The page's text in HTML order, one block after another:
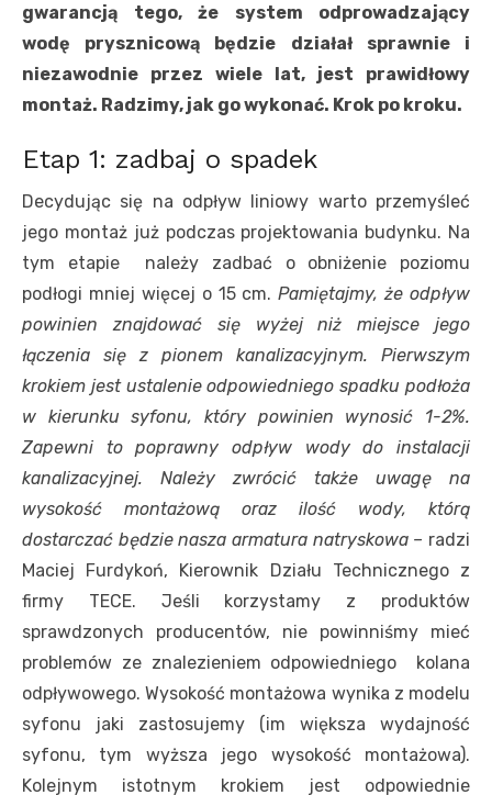
gwarancją tego, że system odprowadzający
wodę prysznicową będzie działał sprawnie i
niezawodnie przez wiele lat, jest prawidłowy
montaż. Radzimy, jak go wykonać. Krok po kroku.
Etap 1: zadbaj o spadek
Decydując się na odpływ liniowy warto przemyśleć
jego montaż już podczas projektowania budynku. Na
tym etapie należy zadbać o obniżenie poziomu
podłogi mniej więcej o 15 cm.Pamiętajmy, że odpływ
powinien znajdować się wyżej niż miejsce jego
łączenia się z pionem kanalizacyjnym. Pierwszym
krokiem jest ustalenie odpowiedniego spadku podłoża
w kierunku syfonu, który powinien wynosić 1-2%.
Zapewni to poprawny odpływ wody do instalacji
kanalizacyjnej. Należy zwrócić także uwagę na
wysokość montażową oraz ilość wody, którą
dostarczać będzie nasza armatura natryskowa – radzi
Maciej Furdykoń, Kierownik Działu Technicznego z
firmy TECE. Jeśli korzystamy z produktów
sprawdzonych producentów, nie powinniśmy mieć
problemów ze znalezieniem odpowiedniego kolana
odpływowego. Wysokość montażowa wynika z modelu
syfonu jaki zastosujemy (im większa wydajność
syfonu, tym wyższa jego wysokość montażowa).
Kolejnym istotnym krokiem jest odpowiednie